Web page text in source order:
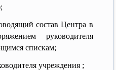
состав Центра в
руководителя
спискам;
учреждения ;